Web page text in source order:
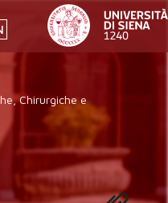
Chirurgiche e